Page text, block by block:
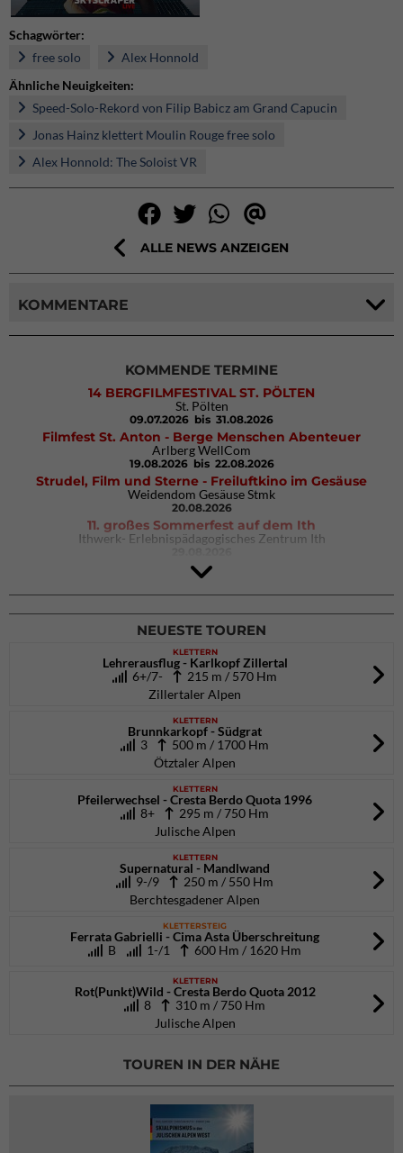
Schagwörter:
free solo
Alex Honnold
Ähnliche Neuigkeiten:
Speed-Solo-Rekord von Filip Babicz am Grand Capucin
Jonas Hainz klettert Moulin Rouge free solo
Alex Honnold: The Soloist VR
ALLE NEWS ANZEIGEN
KOMMENTARE
KOMMENDE TERMINE
14 BERGFILMFESTIVAL ST. PÖLTEN
St. Pölten
09.07.2026 bis 31.08.2026
Filmfest St. Anton - Berge Menschen Abenteuer
Arlberg WellCom
19.08.2026 bis 22.08.2026
Strudel, Film und Sterne - Freiluftkino im Gesäuse
Weidendom Gesäuse Stmk
20.08.2026
11. großes Sommerfest auf dem Ith
Ithwerk- Erlebnispädagogisches Zentrum Ith
4Blocs KIDS 2026
DAV Kletter- & Boulderzentrum München Süd (Thalkirchen)
26.09.2026
NEUESTE TOUREN
KLETTERN
Lehrerausflug - Karlkopf Zillertal
6+/7-
215 m / 570 Hm
Zillertaler Alpen
KLETTERN
Brunnkarkopf - Südgrat
3
500 m / 1700 Hm
Ötztaler Alpen
KLETTERN
Pfeilerwechsel - Cresta Berdo Quota 1996
8+
295 m / 750 Hm
Julische Alpen
KLETTERN
Supernatural - Mandlwand
9-/9
250 m / 550 Hm
Berchtesgadener Alpen
KLETTERSTEIG
Ferrata Gabrielli - Cima Asta Überschreitung
B
1-/1 600 Hm / 1620 Hm
KLETTERN
Rot(Punkt)Wild - Cresta Berdo Quota 2012
8
310 m / 750 Hm
Julische Alpen
TOUREN IN DER NÄHE